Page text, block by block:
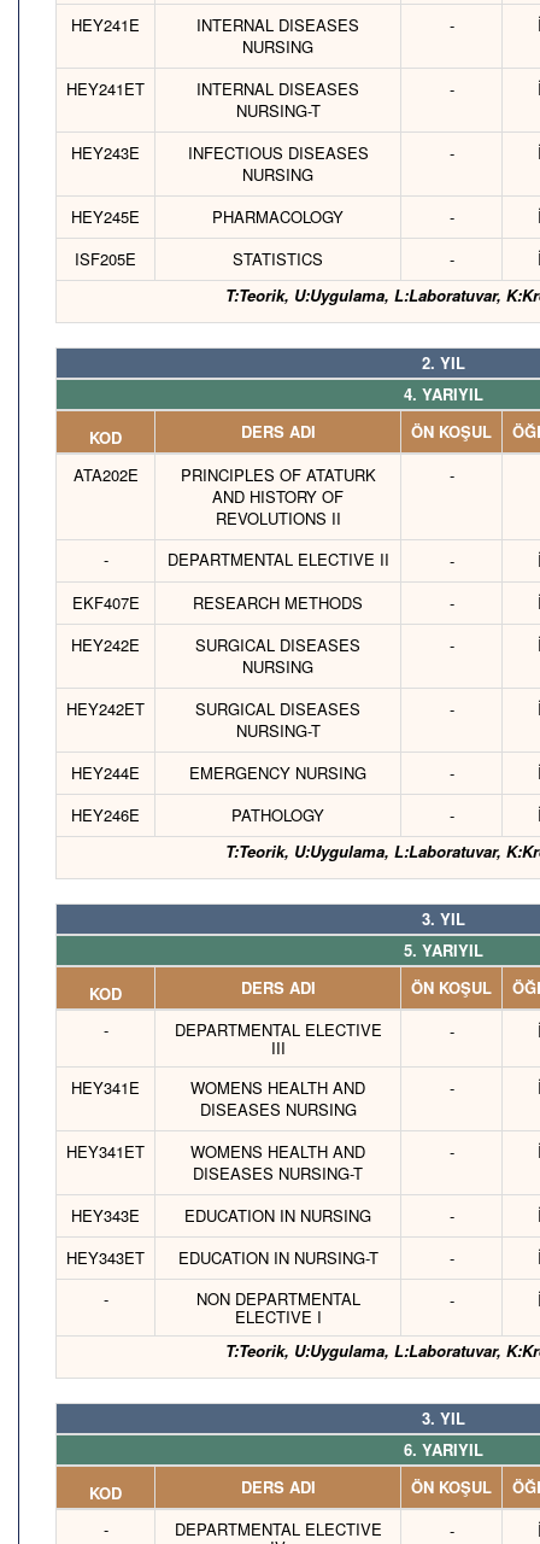
HEY241E
INTERNAL DISEASES
NURSING
-
HEY241ET
INTERNAL DISEASES
NURSING-T
-
HEY243E
INFECTIOUS DISEASES
NURSING
-
HEY245E PHARMACOLOGY -
ISF205E
STATISTICS -
T:Teorik, U:Uygulama, L:Laboratuvar,
2. YIL
4. YARIYIL
KOD
DERS ADI ÖN KOŞUL
ATA202E
PRINCIPLES OF ATATURK
AND HISTORY OF
REVOLUTIONS II
-
- DEPARTMENTAL ELECTIVE II -
EKF407E
RESEARCH METHODS -
HEY242E
SURGICAL DISEASES
NURSING
-
HEY242ET
SURGICAL DISEASES
NURSING-T
-
HEY244E EMERGENCY NURSING -
HEY246E
PATHOLOGY -
T:Teorik, U:Uygulama, L:Laboratuvar,
3. YIL
5. YARIYIL
KOD
DERS ADI ÖN KOŞUL
-
DEPARTMENTAL ELECTIVE
III
-
HEY341E
WOMENS HEALTH AND
DISEASES NURSING
-
HEY341ET
WOMENS HEALTH AND
DISEASES NURSING-T
-
HEY343E EDUCATION IN NURSING -
HEY343ET
EDUCATION IN NURSING-T -
-
NON DEPARTMENTAL
ELECTIVE I
-
T:Teorik, U:Uygulama, L:Laboratuvar,
3. YIL
6. YARIYIL
KOD
DERS ADI ÖN KOŞUL
-
DEPARTMENTAL ELECTIVE -